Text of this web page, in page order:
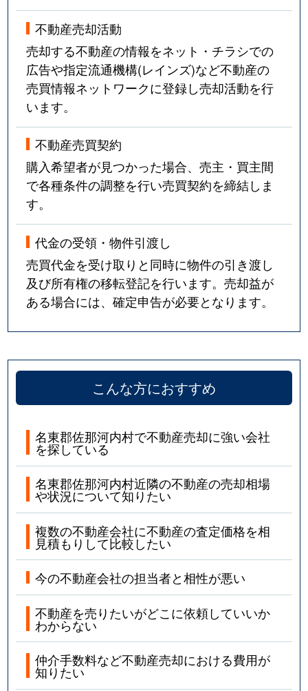
不動産売却活動
売却する不動産の情報をネット・チラシでの
広告や指定流通機構(レインズ)など不動産の
売買情報ネットワークに登録し売却活動を行
います。
不動産売買契約
購入希望者が見つかった場合、売主・買主間
で各種条件の調整を行い売買契約を締結しま
す。
代金の受領・物件引渡し
売買代金を受け取りと同時に物件の引き渡し
及び所有権の移転登記を行います。売却益が
ある場合には、確定申告が必要となります。
こんな方におすすめ
名東郡佐那河内村で不動産売却に強い会社
を探している
名東郡佐那河内村近隣の不動産の売却相場
や状況について知りたい
複数の不動産会社に不動産の査定価格を相
見積もりして比較したい
今の不動産会社の担当者と相性が悪い
不動産を売りたいがどこに依頼していいか
わからない
仲介手数料など不動産売却における費用が
知りたい